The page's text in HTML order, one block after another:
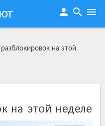
person search menu
разблокировок на этой
на этой неделе